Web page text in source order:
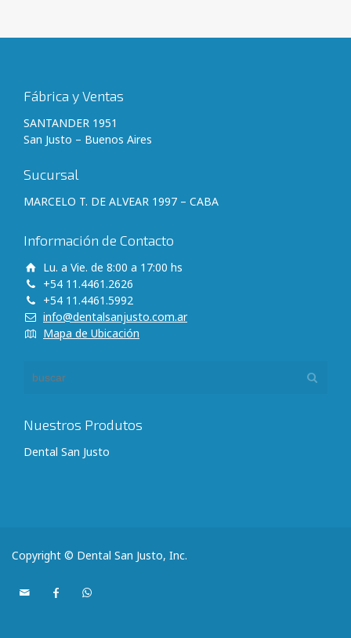
Fábrica y Ventas
SANTANDER 1951
San Justo – Buenos Aires
Sucursal
MARCELO T. DE ALVEAR 1997 – CABA
Información de Contacto
Lu. a Vie. de 8:00 a 17:00 hs
+54 11.4461.2626
+54 11.4461.5992
info@dentalsanjusto.com.ar
Mapa de Ubicación
Nuestros Produtos
Dental San Justo
Copyright © Dental San Justo, Inc.